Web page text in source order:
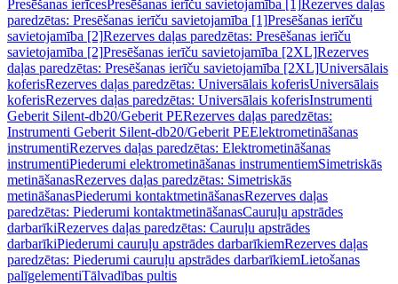
Presēšanas ierīcesPresēšanas ierīču savietojamība [1]Rezerves daļas
paredzētas: Presēšanas ierīču savietojamība [1]Presēšanas ierīču
savietojamība [2]Rezerves daļas paredzētas: Presēšanas ierīču
savietojamība [2]Presēšanas ierīču savietojamība [2XL]Rezerves
daļas paredzētas: Presēšanas ierīču savietojamība [2XL]Universālais
koferisRezerves daļas paredzētas: Universālais koferisUniversālais
koferisRezerves daļas paredzētas: Universālais koferisInstrumenti
Geberit Silent-db20/Geberit PERezerves daļas paredzētas:
Instrumenti Geberit Silent-db20/Geberit PEElektrometināšanas
instrumentiRezerves daļas paredzētas: Elektrometināšanas
instrumentiPiederumi elektrometināšanas instrumentiemSimetriskās
metināšanasRezerves daļas paredzētas: Simetriskās
metināšanasPiederumi kontaktmetināšanasRezerves daļas
paredzētas: Piederumi kontaktmetināšanasCauruļu apstrādes
darbarīkiRezerves daļas paredzētas: Cauruļu apstrādes
darbarīkiPiederumi cauruļu apstrādes darbarīkiemRezerves daļas
paredzētas: Piederumi cauruļu apstrādes darbarīkiemLietošanas
palīgelementiTālvadības pultis